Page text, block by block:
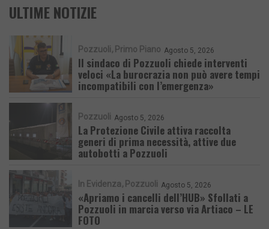
ULTIME NOTIZIE
Pozzuoli Primo Piano Agosto 5, 2026
Il sindaco di Pozzuoli chiede interventi
veloci «La burocrazia non può avere tempi
incompatibili con l’emergenza»
Pozzuoli Agosto 5, 2026
La Protezione Civile attiva raccolta
generi di prima necessità, attive due
autobotti a Pozzuoli
In Evidenza Pozzuoli Agosto 5, 2026
«Apriamo i cancelli dell’HUB» Sfollati a
Pozzuoli in marcia verso via Artiaco – LE
FOTO